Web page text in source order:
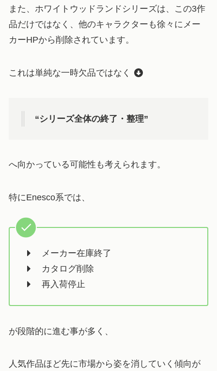
また、ホワイトウッドランドシリーズは、この3作
品だけではなく、他のキャラクターも徐々にメー
カーHPから削除されています。
これは単純な一時欠品ではなく
“シリーズ全体の終了・整理”
へ向かっている可能性も考えられます。
特にEnesco系では、
メーカー在庫終了
カタログ削除
再入荷停止
が段階的に進む事が多く、
人気作品ほど先に市場から姿を消していく傾向が